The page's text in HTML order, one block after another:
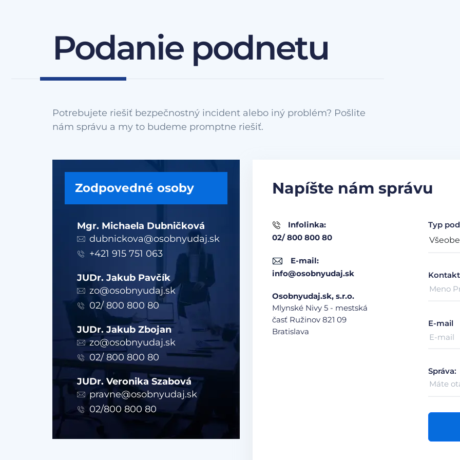
Podanie podnetu
Potrebujete riešiť bezpečnostný incident alebo iný problém? Pošlite
Zodpovedné osoby
Mgr. Michaela Dubničková
dubnickova@osobnyudaj.sk
+421 915 751 063
JUDr. Jakub Pavčík
zo@osobnyudaj.sk
02/ 800 800 80
JUDr. Jakub Zbojan
zo@osobnyudaj.sk
02/ 800 800 80
JUDr. Veronika Szabová
pravne@osobnyudaj.sk
02/800 800 80
Napíšte nám správu
Infolinka:
02/ 800 800 80
E-mail:
info@osobnyudaj.sk
Osobnyudaj.sk, s.r.o.
Mlynské Nivy 5 - mestská
časť Ružinov 821 09
Bratislava
Typ
E-mail
Správa: